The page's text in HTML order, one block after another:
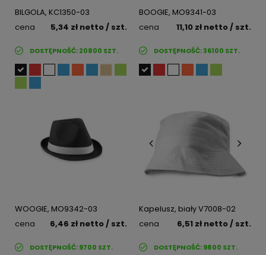
BILGOLA, KC1350-03
cena
5,34 zł netto/ szt.
DOSTĘPNOŚĆ:20800 SZT.
BOOGIE, MO9341-03
cena
11,10 zł netto/ szt.
DOSTĘPNOŚĆ:36100 SZT.
WOOGIE, MO9342-03
cena
6,46 zł netto/ szt.
DOSTĘPNOŚĆ:9700 SZT.
Kapelusz, biały V7008-02
cena
6,51 zł netto/ szt.
DOSTĘPNOŚĆ:9800 SZT.